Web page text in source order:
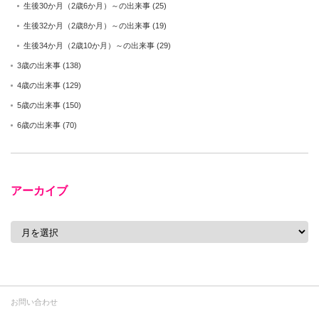
生後30か月（2歳6か月）～の出来事 (25)
生後32か月（2歳8か月）～の出来事 (19)
生後34か月（2歳10か月）～の出来事 (29)
3歳の出来事 (138)
4歳の出来事 (129)
5歳の出来事 (150)
6歳の出来事 (70)
アーカイブ
ア
お問い合わせ